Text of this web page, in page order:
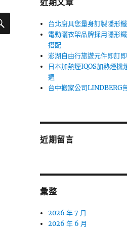
搜
近期文章
台北廚具您量身訂製隱形
電動曬衣架品牌採用隱形
搭配
澎湖自由行旅遊元件即訂
日本加熱煙IQOS加熱煙機
週
台中搬家公司LINDBERG
近期留言
彙整
2026 年 7 月
2026 年 6 月